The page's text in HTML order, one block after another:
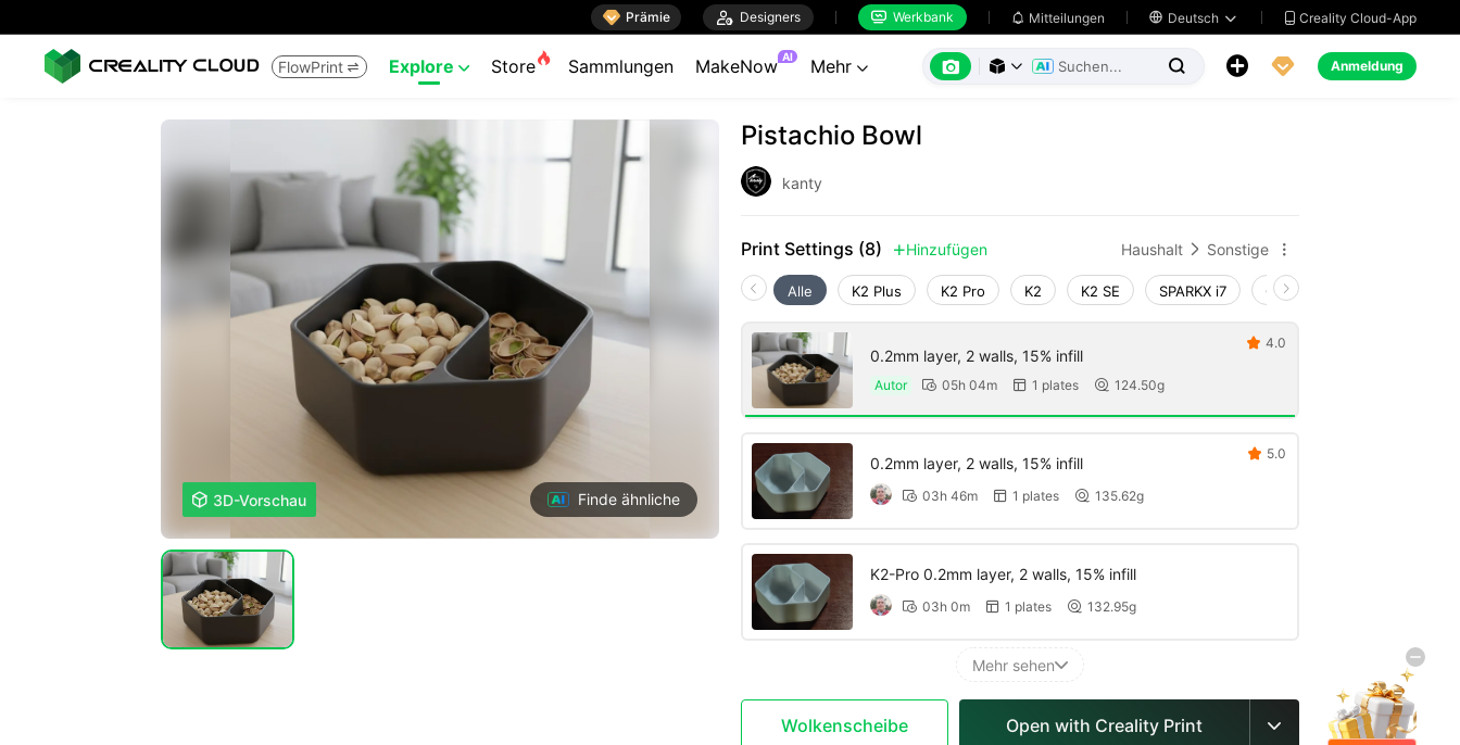
 Prämie  Designers  Werkbank  Mitteilungen  Deutsch   Creality Cloud-App
FlowPrint  Explore  Store Sammlungen MakeNow AI Mehr        Anmeldung
 3D-Vorschau Finde ähnliche
Pistachio Bowl
kanty
Print Settings (8)  Hinzufügen Haushalt  Sonstige 
Alle K2 Plus K2 Pro K2 K2 SE SPARKX i7 Creality Hi
0.2mm layer, 2 walls, 15% infill
Autor  05h 04m  1 plates  124.50g
 4.0
0.2mm layer, 2 walls, 15% infill
 03h 46m  1 plates  135.62g
 5.0
K2-Pro 0.2mm layer, 2 walls, 15% infill
 03h 0m  1 plates  132.95g
Mehr sehen
Wolkenscheibe Open with Creality Print 